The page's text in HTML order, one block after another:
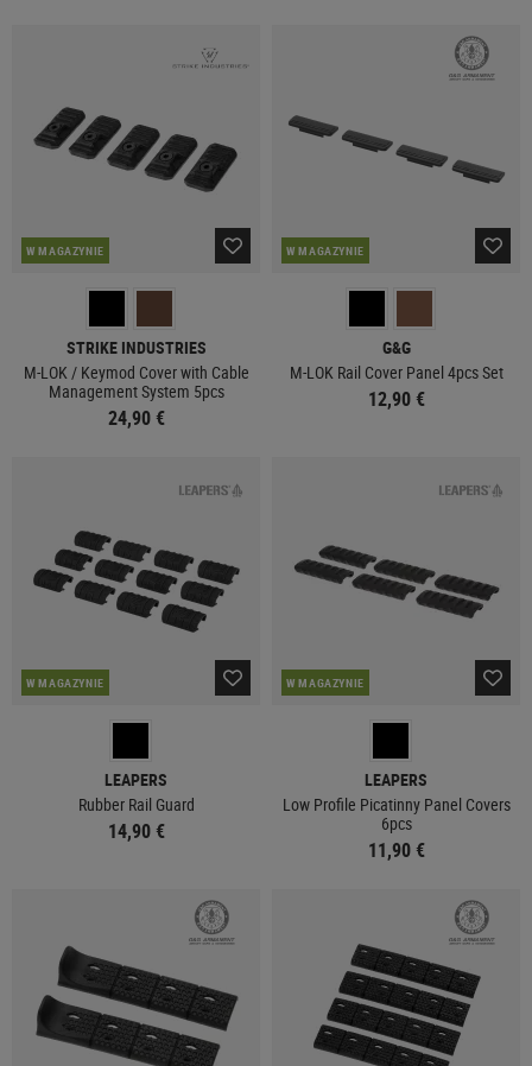
W MAGAZYNIE
STRIKE INDUSTRIES
M-LOK / Keymod Cover with Cable
Management System 5pcs
24,90 €
W MAGAZYNIE
G&G
M-LOK Rail Cover Panel 4pcs Set
12,90 €
W MAGAZYNIE
LEAPERS
Rubber Rail Guard
14,90 €
W MAGAZYNIE
LEAPERS
Low Profile Picatinny Panel Covers
6pcs
11,90 €